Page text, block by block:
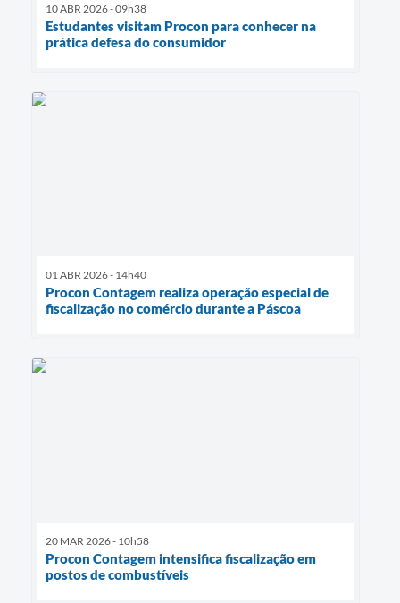
10 ABR 2026 - 09h38
Estudantes visitam Procon para conhecer na
prática defesa do consumidor
01 ABR 2026 - 14h40
Procon Contagem realiza operação especial de
fiscalização no comércio durante a Páscoa
20 MAR 2026 - 10h58
Procon Contagem intensifica fiscalização em
postos de combustíveis